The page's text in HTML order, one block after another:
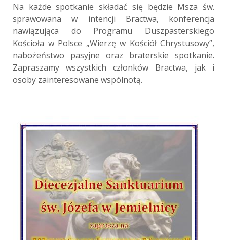
Na każde spotkanie składać się będzie Msza św.
sprawowana w intencji Bractwa, konferencja
nawiązująca do Programu Duszpasterskiego
Kościoła w Polsce „Wierzę w Kościół Chrystusowy”,
nabożeństwo pasyjne oraz braterskie spotkanie.
Zapraszamy wszystkich członków Bractwa, jak i
osoby zainteresowane wspólnotą.